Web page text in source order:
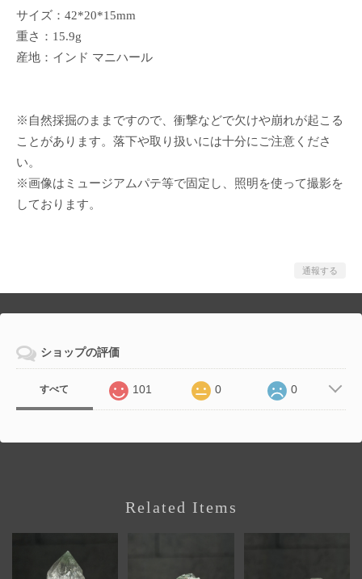
サイズ：42*20*15mm
重さ：15.9g
産地：インド マニハール
※自然採掘のままですので、衝撃などで欠けや崩れが起こる
ことがあります。落下や取り扱いには十分にご注意くださ
い。
※画像はミュージアムパテ等で固定し、照明を使って撮影を
しております。
通報する
ショップの評価
すべて 101 0 0
Related Items